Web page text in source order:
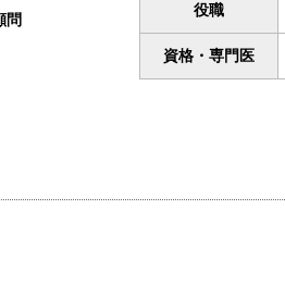
問
役職
資格・専門医